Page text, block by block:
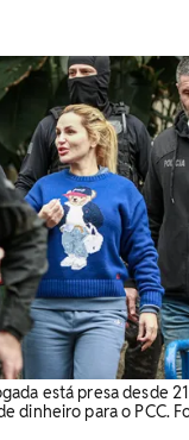
está presa desde
dinheiro para o PCC.